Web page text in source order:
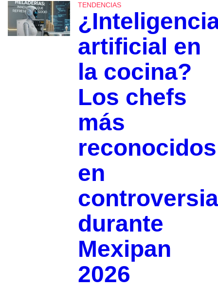
TENDENCIAS
artificial en
la cocina?
Los chefs
más
reconocidos
en
controversia
durante
Mexipan
2026